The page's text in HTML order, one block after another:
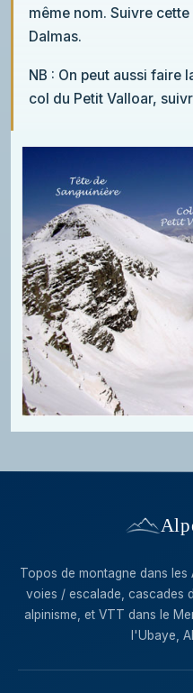
même nom. Suivre
Dalmas.
NB : On peut aussi faire
col du Petit Valloar,
Topos de montagne dans les
voies / escalade, cascades
alpinisme, et VTT dans le
l'Ubaye,